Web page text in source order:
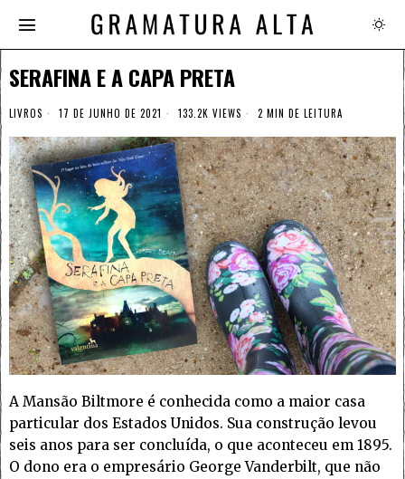
SERAFINA E A CAPA PRETA
LIVROS 17 DE JUNHO DE 2021 133.2K VIEWS 2 MIN DE LEITURA
A Mansão Biltmore é conhecida como a maior casa
particular dos Estados Unidos. Sua construção levou
seis anos para ser concluída, o que aconteceu em 1895.
O dono era o empresário George Vanderbilt, que não